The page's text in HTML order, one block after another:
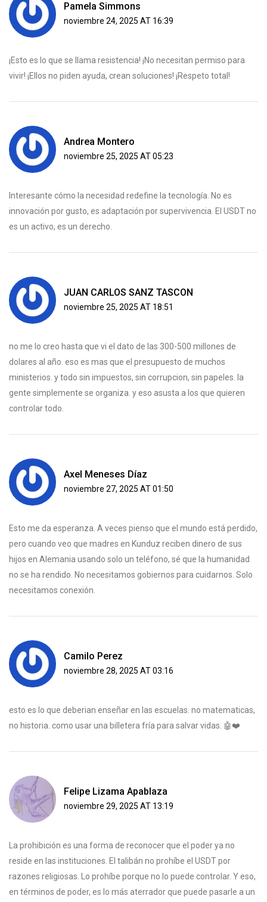
Pamela Simmons
noviembre 24, 2025 AT 16:39
¡Esto es lo que se llama resistencia! ¡No necesitan permiso para
vivir! ¡Ellos no piden ayuda, crean soluciones! ¡Respeto total!
Andrea Montero
noviembre 25, 2025 AT 05:23
Interesante cómo la necesidad redefine la tecnología. No es
innovación por gusto, es adaptación por supervivencia. El USDT no
es un activo, es un derecho.
JUAN CARLOS SANZ TASCON
noviembre 25, 2025 AT 18:51
no me lo creo hasta que vi el dato de las 300-500 millones de
dolares al año. eso es mas que el presupuesto de muchos
ministerios. y todo sin impuestos, sin corrupcion, sin papeles. la
gente simplemente se organiza. y eso asusta a los que quieren
controlar todo.
Axel Meneses Díaz
noviembre 27, 2025 AT 01:50
Esto me da esperanza. A veces pienso que el mundo está perdido,
pero cuando veo que madres en Kunduz reciben dinero de sus
hijos en Alemania usando solo un teléfono, sé que la humanidad
no se ha rendido. No necesitamos gobiernos para cuidarnos. Solo
necesitamos conexión.
Camilo Perez
noviembre 28, 2025 AT 03:16
esto es lo que deberian enseñar en las escuelas. no matematicas,
no historia. como usar una billetera fría para salvar vidas. 🤖❤️
Felipe Lizama Apablaza
noviembre 29, 2025 AT 13:19
La prohibición es una forma de reconocer que el poder ya no
reside en las instituciones. El talibán no prohíbe el USDT por
razones religiosas. Lo prohíbe porque no lo puede controlar. Y eso,
en términos de poder, es lo más aterrador que puede pasarle a un